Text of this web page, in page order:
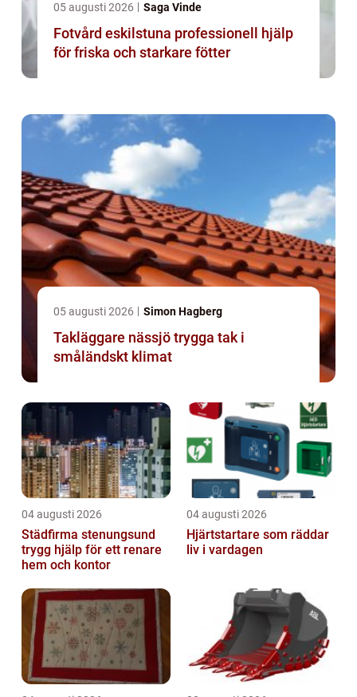
05 augusti 2026 Saga Vinde
Fotvård eskilstuna professionell hjälp
för friska och starkare fötter
05 augusti 2026 Simon Hagberg
Takläggare nässjö trygga tak i
småländskt klimat
04 augusti 2026
Städfirma stenungsund
trygg hjälp för ett renare
hem och kontor
04 augusti 2026
Hjärtstartare som räddar
liv i vardagen